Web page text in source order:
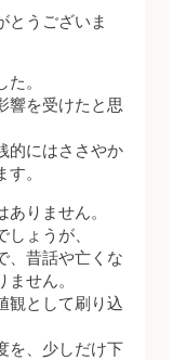
とうございま
。
響を受けたと思
的にはささやか
。
りません。
ょうが、
、昔話や亡くな
せん。
観として刷り込
を、少しだけ下